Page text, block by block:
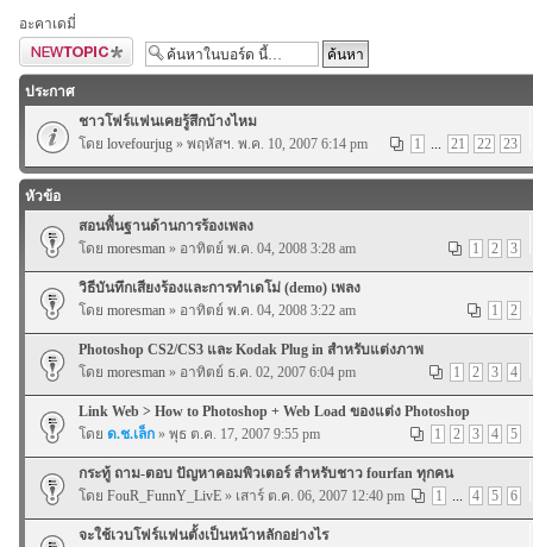
อะคาเดมี่
ตั้งกระทู้ใหม่
ประกาศ
ชาวโฟร์แฟนเคยรู้สึกบ้างไหม
1
... 21 22 23
โดย lovefourjug » พฤหัสฯ. พ.ค. 10, 2007 6:14 pm
หัวข้อ
สอนพื้นฐานด้านการร้องเพลง
1
2 3
โดย moresman » อาทิตย์ พ.ค. 04, 2008 3:28 am
วิธีบันทึกเสียงร้องและการทำเดโม่ (demo) เพลง
1
2
โดย moresman » อาทิตย์ พ.ค. 04, 2008 3:22 am
Photoshop CS2/CS3 และ Kodak Plug in สำหรับแต่งภาพ
1
2 3 4
โดย moresman » อาทิตย์ ธ.ค. 02, 2007 6:04 pm
Link Web > How to Photoshop + Web Load ของแต่ง Photoshop
1
2 3 4 5
โดย ด.ช.เล็ก » พุธ ต.ค. 17, 2007 9:55 pm
กระทู้ ถาม-ตอบ ปัญหาคอมพิวเตอร์ สำหรับชาว fourfan ทุกคน
1
... 4 5 6
โดย FouR_FunnY_LivE » เสาร์ ต.ค. 06, 2007 12:40 pm
จะใช้เวบโฟร์แฟนตั้งเป็นหน้าหลักอย่างไร